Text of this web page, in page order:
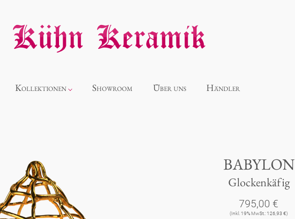
Kollektionen
Panthéon
Showroom Über uns Händler
BABYLON
Glockenkäfig
795,00 €
(Inkl. 19% MwSt.: 126,93 €)